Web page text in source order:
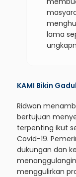
lama
KAMI Bikin
Ridwan
bertujuan
terpenting ikut
Covid-19.
dukungan dan
menggulirkan